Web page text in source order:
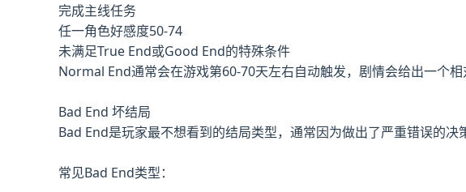
完成主线任务
任一角色好感度50-74
未满足True End或Good End的特殊条件
Normal End通常会在游戏第60-70天左右自动触发，剧情会给出一个
Bad End 坏结局
Bad End是玩家最不想看到的结局类型，通常因为做出了严重错误的
常见Bad End类型：